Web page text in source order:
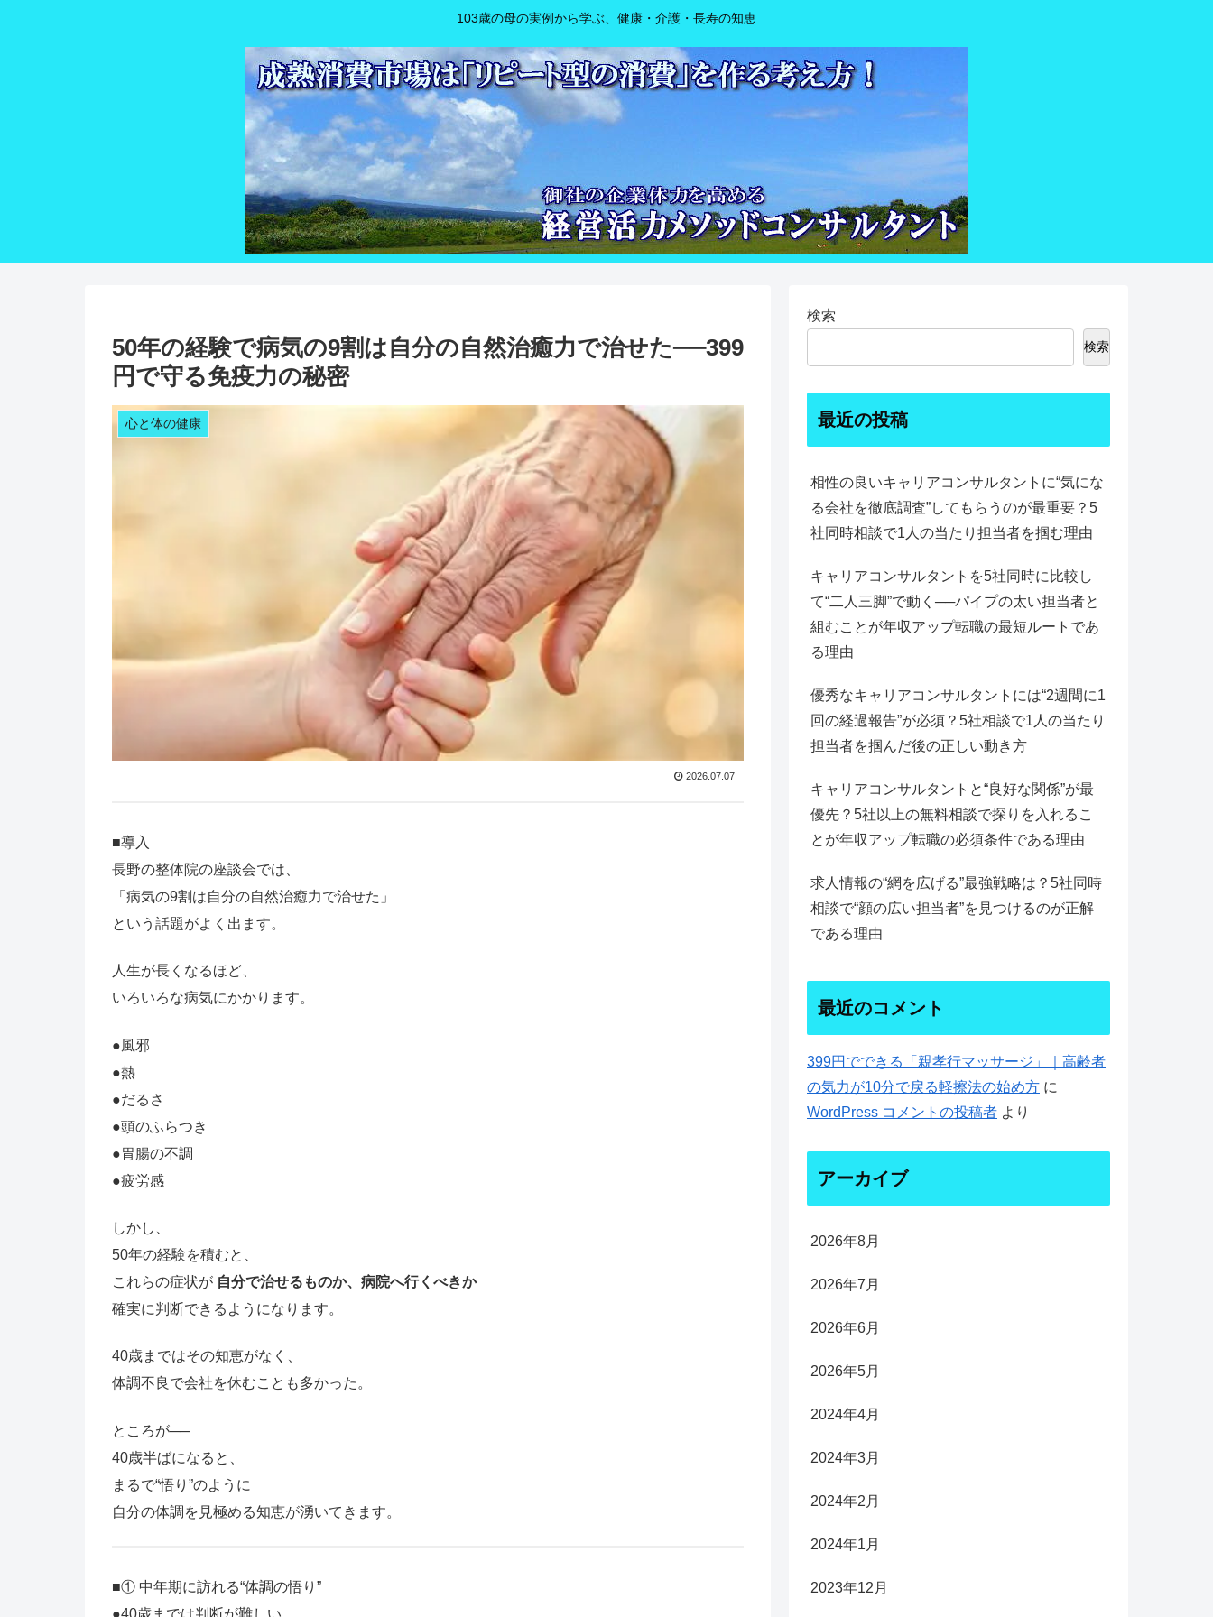
103歳の母の実例から学ぶ、健康・介護・長寿の知恵
50年の経験で病気の9割は自分の自然治癒力で治せた──399
円で守る免疫力の秘密
心と体の健康
2026.07.07
■導入
長野の整体院の座談会では、
「病気の9割は自分の自然治癒力で治せた」
という話題がよく出ます。
人生が長くなるほど、
いろいろな病気にかかります。
●風邪
●熱
●だるさ
●頭のふらつき
●胃腸の不調
●疲労感
しかし、
50年の経験を積むと、
これらの症状が 自分で治せるものか、病院へ行くべきか
確実に判断できるようになります。
40歳まではその知恵がなく、
体調不良で会社を休むことも多かった。
ところが──
40歳半ばになると、
まるで“悟り”のように
自分の体調を見極める知恵が湧いてきます。
■① 中年期に訪れる“体調の悟り”
●40歳までは判断が難しい
検索
検索
最近の投稿
相性の良いキャリアコンサルタントに“気にな
る会社を徹底調査”してもらうのが最重要？5
社同時相談で1人の当たり担当者を掴む理由
キャリアコンサルタントを5社同時に比較し
て“二人三脚”で動く──パイプの太い担当者と
組むことが年収アップ転職の最短ルートであ
る理由
優秀なキャリアコンサルタントには“2週間に1
回の経過報告”が必須？5社相談で1人の当たり
担当者を掴んだ後の正しい動き方
キャリアコンサルタントと“良好な関係”が最
優先？5社以上の無料相談で探りを入れるこ
とが年収アップ転職の必須条件である理由
求人情報の“網を広げる”最強戦略は？5社同時
相談で“顔の広い担当者”を見つけるのが正解
である理由
最近のコメント
399円でできる「親孝行マッサージ」｜高齢者
の気力が10分で戻る軽擦法の始め方 に
WordPress コメントの投稿者 より
アーカイブ
2026年8月
2026年7月
2026年6月
2026年5月
2024年4月
2024年3月
2024年2月
2024年1月
2023年12月